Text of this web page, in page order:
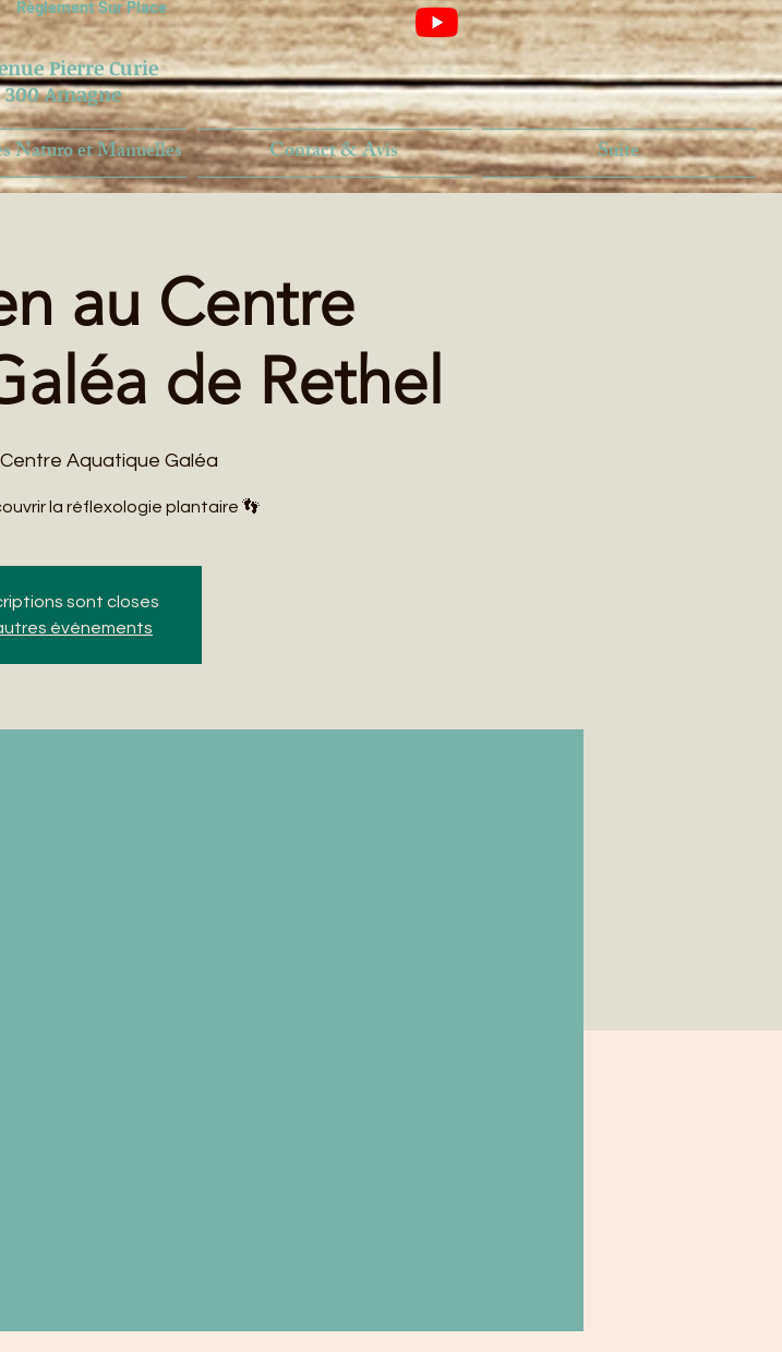
Règlement Sur Place
Pierre Curie
300 Amagne
Naturo et Manuelles Contact & Avis Suite
au Centre
de Rethel
Centre Aquatique Galéa
la réflexologie plantaire 👣
sont closes
événements